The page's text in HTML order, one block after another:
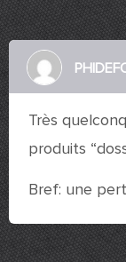
Très
produits
Bref: une